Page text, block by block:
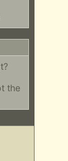
the